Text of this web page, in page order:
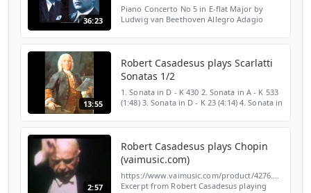
36:23
Piano Concerto No 5 in E-flat Major by
Ludwig van Beethoven Allegro Adagio
13:55
Robert Casadesus plays Scarlatti
Sonatas 1/2
1. Sonata in D - K 430 2. Sonata in A - K 533
(1:48) 3. Sonata in D - K 23 (4:14) 4. Sonata in
2:57
Robert Casadesus plays Chopin
(vaimusic.com)
https://www.vaimusic.com/product/4276.html
Excerpt from Robert Casadesus playing